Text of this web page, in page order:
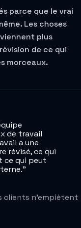
parce que le vrai
Les choses
plus
de ce qui
morceaux.
de travail
a une
révisé, ce qui
ce qui peut
”
clients n'empiètent